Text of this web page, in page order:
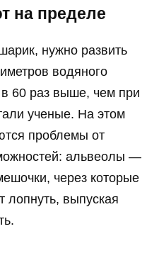
на пределе
нужно развить
водяного
60 раз выше, чем при
ученые. На этом
проблемы от
альвеолы —
через которые
лопнуть, выпуская